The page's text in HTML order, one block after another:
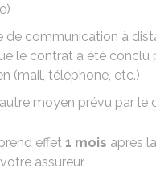
de communication à
le contrat a été conclu
(mail, téléphone, etc.)
moyen prévu par le
effet 1 mois après
assureur.